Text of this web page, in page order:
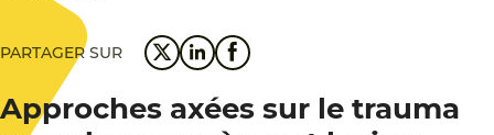
PARTAGER SUR
Approches axées sur le trauma